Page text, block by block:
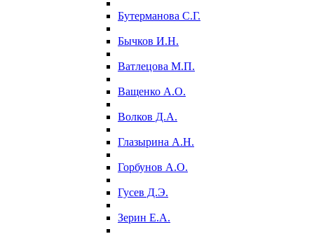
Бутерманова С.Г.
Бычков И.Н.
Ватлецова М.П.
Ващенко А.О.
Волков Д.А.
Глазырина А.Н.
Горбунов А.О.
Гусев Д.Э.
Зерин Е.А.